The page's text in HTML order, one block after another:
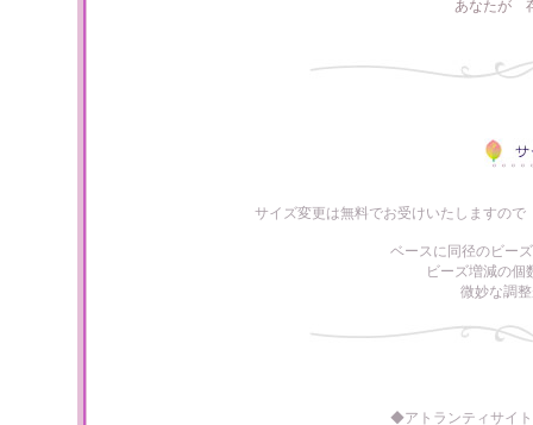
あなたが
サイズ変更は無料でお受けいたしますの
ベースに同径のビー
ビーズ増減の個
微妙な調
◆アトランティサイ